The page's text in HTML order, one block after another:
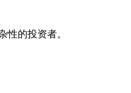
的投资者。